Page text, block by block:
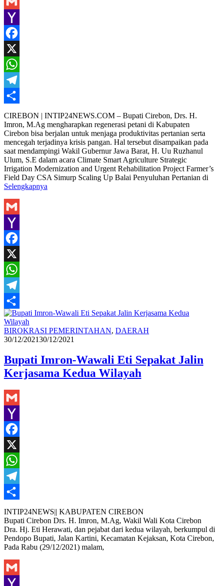
Gmail
Yahoo
Mail
Facebook
X
WhatsApp
Telegram
Share
CIREBON | INTIP24NEWS.COM – Bupati Cirebon, Drs. H.
Imron, M.Ag mengharapkan regenerasi petani di Kabupaten
Cirebon bisa berjalan untuk menjaga produktivitas pertanian serta
mencegah terjadinya krisis pangan. Hal tersebut disampaikan pada
saat mendampingi Wakil Gubernur Jawa Barat, H. Uu Ruzhanul
Ulum, S.E dalam acara Climate Smart Agriculture Strategic
Irrigation Modernization and Urgent Rehabilitation Project Farmer’s
Field Day CSA Simurp Scaling Up Balai Penyuluhan Pertanian di
Selengkapnya
Gmail
Yahoo
Mail
Facebook
X
WhatsApp
Telegram
Share
BIROKRASI PEMERINTAHAN, DAERAH
30/12/202130/12/2021
Bupati Imron-Wawali Eti Sepakat Jalin
Kerjasama Kedua Wilayah
Gmail
Yahoo
Mail
Facebook
X
WhatsApp
Telegram
Share
INTIP24NEWS|| KABUPATEN CIREBON
Bupati Cirebon Drs. H. Imron, M.Ag, Wakil Wali Kota Cirebon
Dra. Hj. Eti Herawati, dan pejabat dari kedua wilayah, berkumpul di
Pendopo Bupati, Jalan Kartini, Kecamatan Kejaksan, Kota Cirebon,
Pada Rabu (29/12/2021) malam,
Gmail